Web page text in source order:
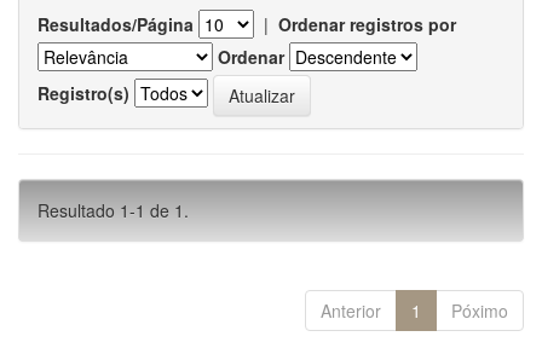
Resultados/Página | Ordenar registros por
Ordenar
Registro(s)
Resultado 1-1 de 1.
Anterior 1 Póximo